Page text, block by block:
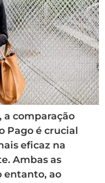
comparação
Pago é crucial
eficaz na
Ambas as
entanto, ao